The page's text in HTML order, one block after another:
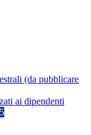
(da pubblicare
ai dipendenti